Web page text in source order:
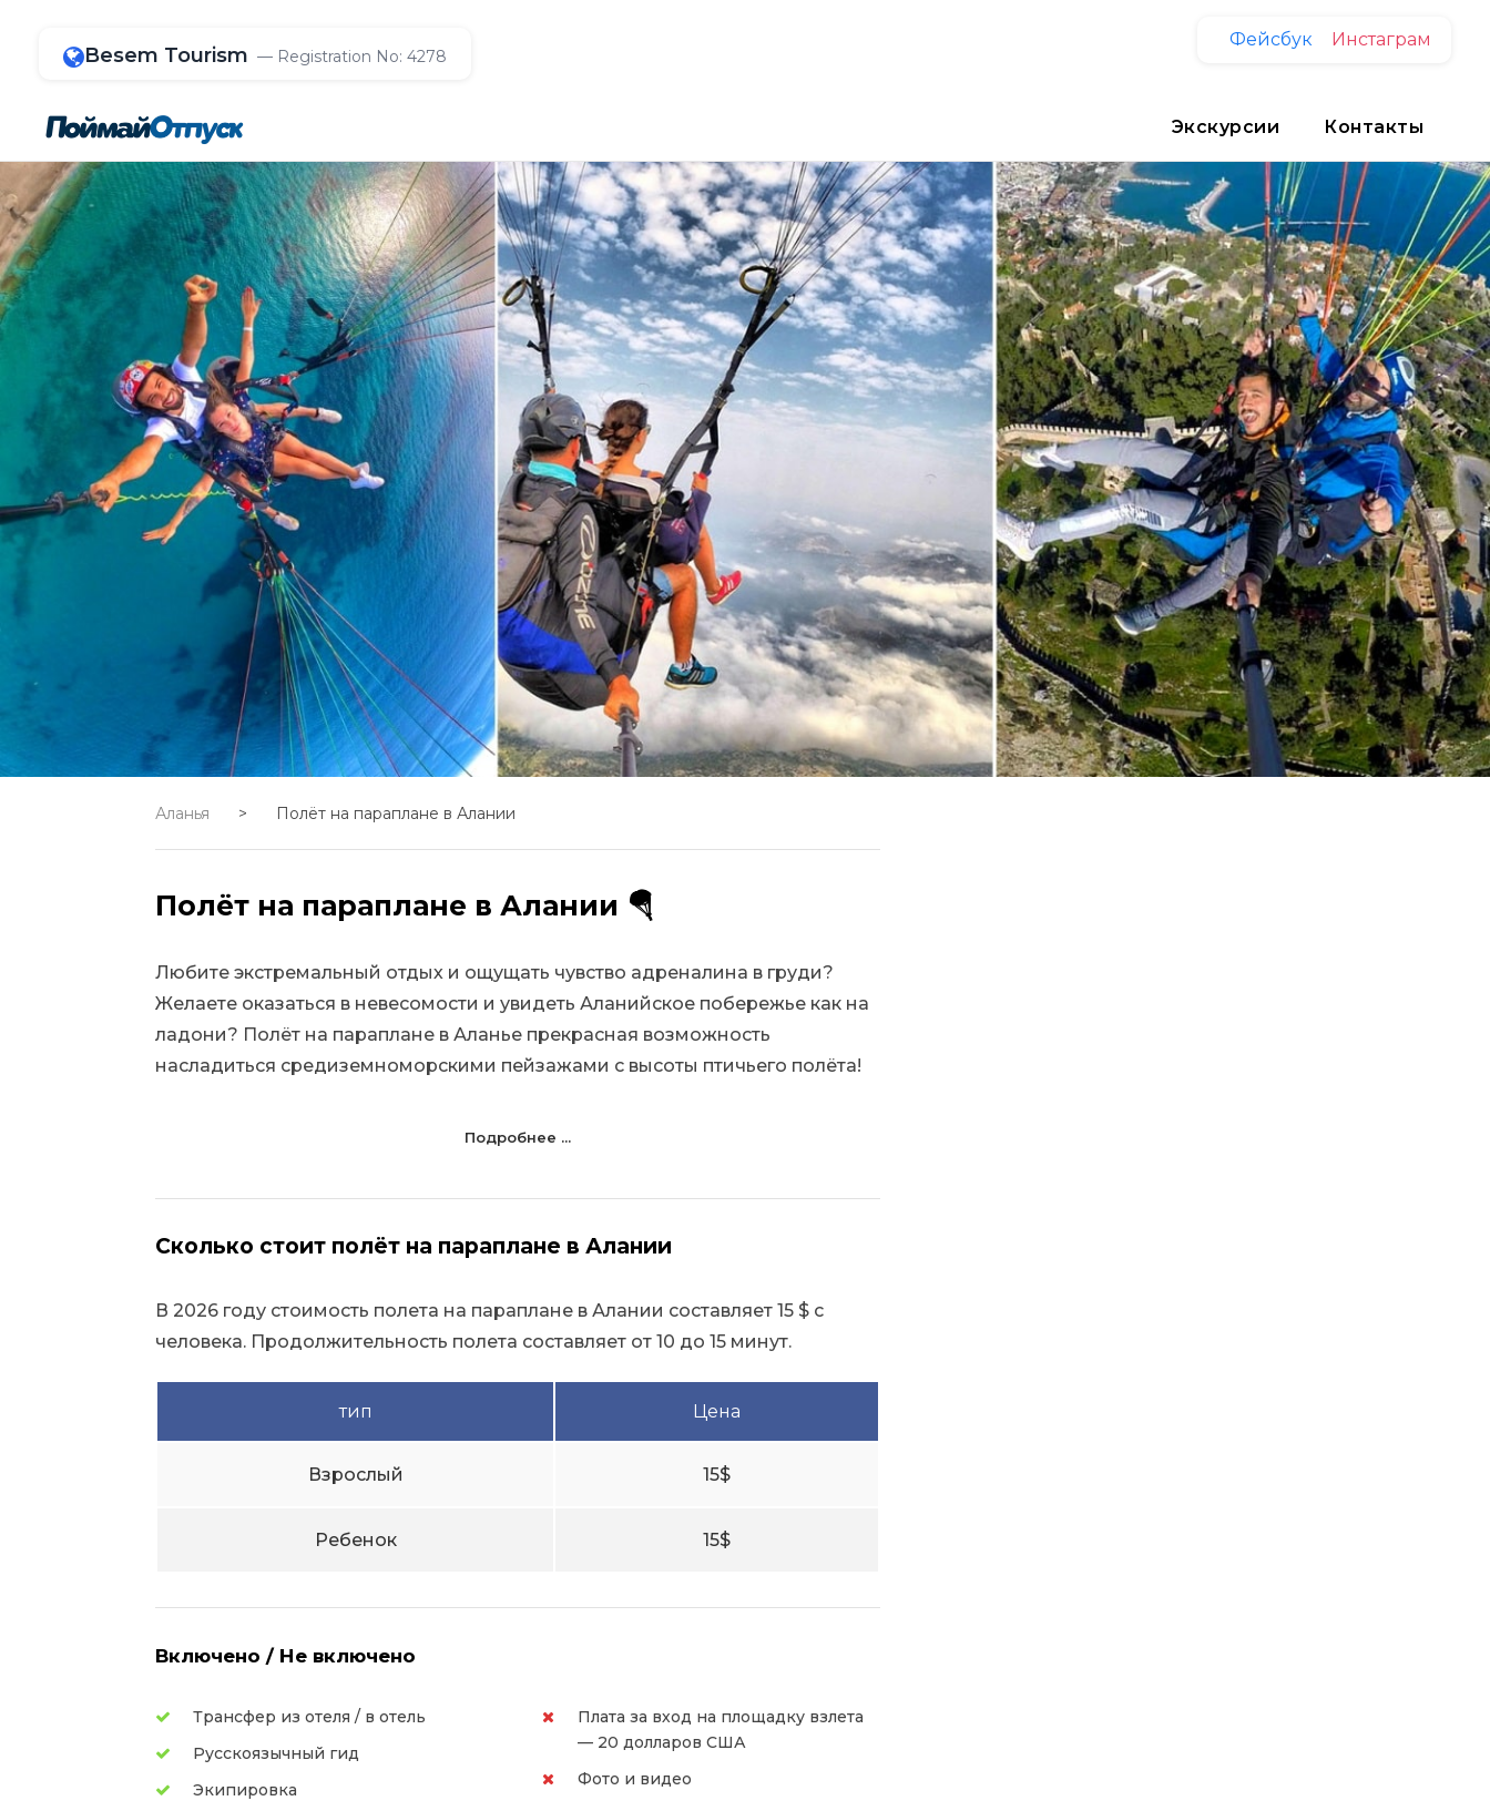
Besem Tourism — Registration No: 4278
Фейсбук Инстаграм
Экскурсии Контакты
Аланья > Полёт на параплане в Алании
Полёт на параплане в Алании 🪂
Любите экстремальный отдых и ощущать чувство адреналина в груди?
Желаете оказаться в невесомости и увидеть Аланийское побережье как на
ладони? Полёт на параплане в Аланье прекрасная возможность
насладиться средиземноморскими пейзажами с высоты птичьего полёта!
Подробнее ...
Сколько стоит полёт на параплане в Алании
В 2026 году стоимость полета на параплане в Алании составляет 15 $ с
человека. Продолжительность полета составляет от 10 до 15 минут.
тип Цена
Взрослый 15$
Ребенок 15$
Включено / Не включено
Трансфер из отеля / в отель
Русскоязычный гид
Экипировка
Плата за вход на площадку взлета
— 20 долларов США
Фото и видео